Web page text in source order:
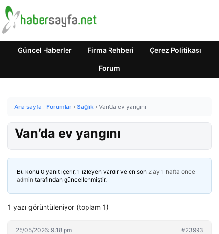
Güncel Haberler Firma Rehberi Çerez Politikası
Forum
Ana sayfa › Forumlar › Sağlık › Van’da ev yangını
Van’da ev yangını
Bu konu 0 yanıt içerir, 1 izleyen vardır ve en son 2 ay 1 hafta önce
admin tarafından güncellenmiştir.
1 yazı görüntüleniyor (toplam 1)
25/05/2026: 9:18 pm #23993